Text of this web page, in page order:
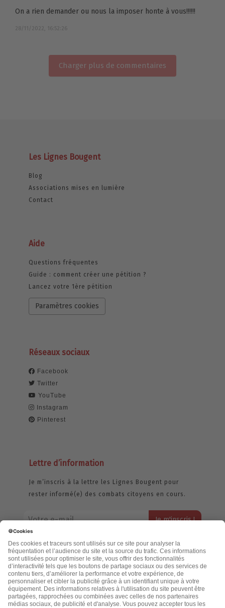
On a rien demander ou nous la imposer honte à vous!!!!!!
28/11/2022, 16:52:26
Charger plus de commentaires
Les Lignes Bougent
Blog
Associations mises en lumière
Contact
Aide
Questions fréquentes
Guide : comment créer une pétition ?
Lancez votre 1ère pétition
Paramètres cookies
Réseaux sociaux
Facebook
Twitter
YouTube
Instagram
Pinterest
Lettre d’information
Je m’inscris à la lettre les Lignes Bougent pour
rester informé(e) des combats citoyens en cours.
jamais échangée. Pour consulter notre politique de confidentialité,
cliquez ici.
Accueil
Politique de confidentialité